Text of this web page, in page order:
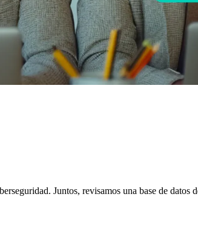
Juntos, revisamos una base de datos